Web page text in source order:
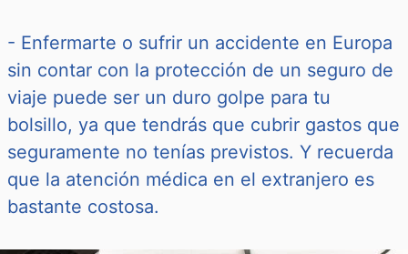
- Enfermarte o sufrir un accidente en Europa
sin contar con la protección de un seguro de
viaje puede ser un duro golpe para tu
bolsillo, ya que tendrás que cubrir gastos que
seguramente no tenías previstos. Y recuerda
que la atención médica en el extranjero es
bastante costosa.